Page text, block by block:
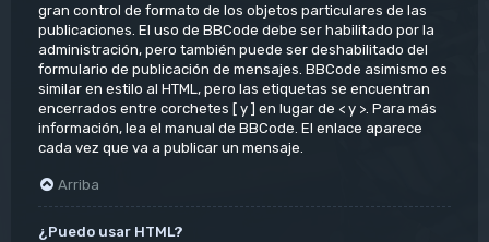
gran control de formato de los objetos particulares de las
publicaciones. El uso de BBCode debe ser habilitado por la
administración, pero también puede ser deshabilitado del
formulario de publicación de mensajes. BBCode asimismo es
similar en estilo al HTML, pero las etiquetas se encuentran
encerrados entre corchetes [ y ] en lugar de < y >. Para más
información, lea el manual de BBCode. El enlace aparece
cada vez que va a publicar un mensaje.
Arriba
¿Puedo usar HTML?